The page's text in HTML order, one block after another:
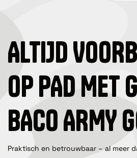
ALTIJD
OP PAD MET
BACO ARMY
Praktisch en betrouwbaar – al meer